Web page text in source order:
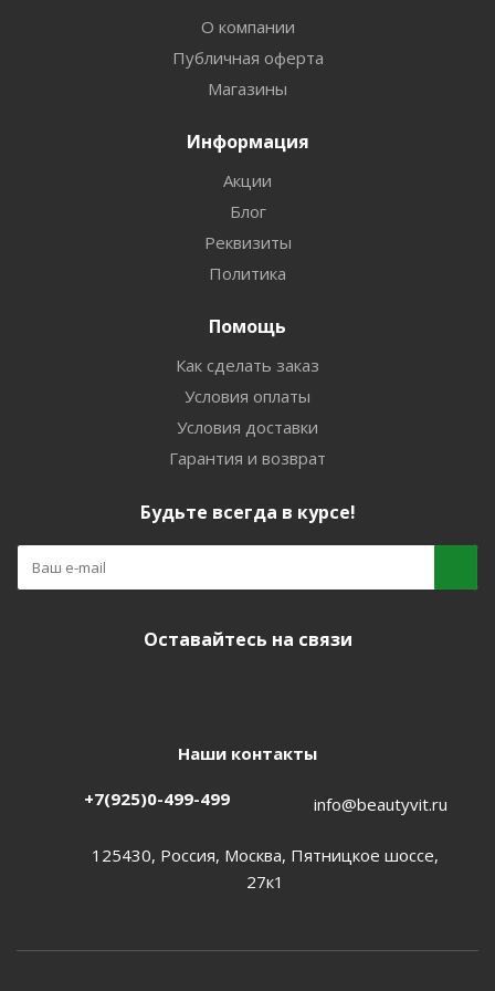
О компании
Публичная оферта
Магазины
Информация
Акции
Блог
Реквизиты
Политика
Помощь
Как сделать заказ
Условия оплаты
Условия доставки
Гарантия и возврат
Будьте всегда в курсе!
Оставайтесь на связи
Наши контакты
+7(925)0-499-499 info@beautyvit.ru
125430, Россия, Москва, Пятницкое шоссе,
27к1